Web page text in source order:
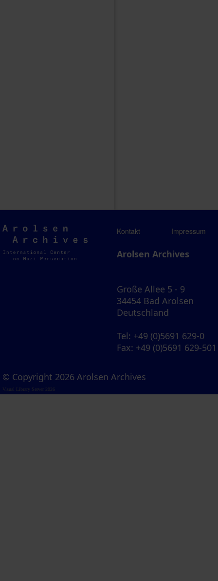
Arolsen
Archives
Kontakt Impressum
Arolsen Archives
Große Allee 5 - 9
34454 Bad Arolsen
Deutschland
Tel: +49 (0)5691 629-0
Fax: +49 (0)5691 629-501
© Copyright 2026 Arolsen Archives
Visual Library Server 2026